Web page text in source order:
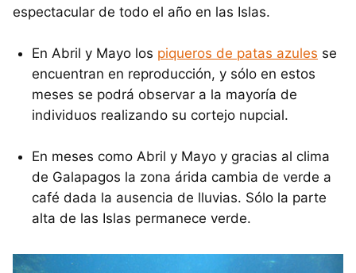
espectacular de todo el año en las Islas.
En Abril y Mayo los piqueros de patas azules se
encuentran en reproducción, y sólo en estos
meses se podrá observar a la mayoría de
individuos realizando su cortejo nupcial.
En meses como Abril y Mayo y gracias al clima
de Galapagos la zona árida cambia de verde a
café dada la ausencia de lluvias. Sólo la parte
alta de las Islas permanece verde.